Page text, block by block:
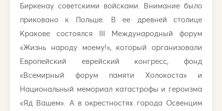
Биркенау советскими войсками. Внимание было
приковано к Польше. В ее древней столице
Кракове состоялся III Международный форум
«Жизнь народу моему!», который организовали
Европейский еврейский конгресс, фонд
«Всемирный форум памяти Холокоста» и
Национальный мемориал катастрофы и героизма
«Яд Вашем». А в окрестностях города Освенцим